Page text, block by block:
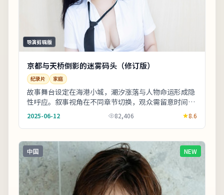
导演剪辑版
京都与天桥倒影的迷雾码头（修订版）
纪录片 家庭
故事舞台设定在海港小城，潮汐涨落与人物命运形成隐
性呼应。叙事视角在不同章节切换，观众需留意时间标
注以免迷路。上线之后口碑分化属正常现象，建议亲
2025-06-12 82,406 8.6
中国 NEW